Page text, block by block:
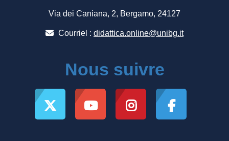
Via dei Caniana, 2, Bergamo, 24127
Courriel : didattica.online@unibg.it
Nous suivre